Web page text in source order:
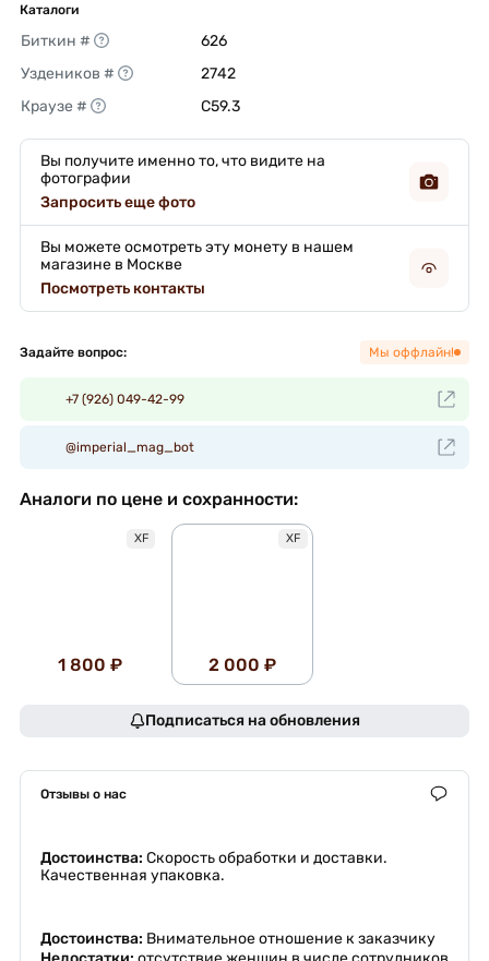
Каталоги
Биткин #
626
Уздеников #
2742
Краузе #
C59.3
Вы получите именно то, что видите на
фотографии
Запросить еще фото
Вы можете осмотреть эту монету в нашем
магазине в Москве
Посмотреть контакты
Задайте вопрос: Мы оффлайн!
+7 (926) 049-42-99
@imperial_mag_bot
Аналоги по цене и сохранности:
XF
1 800 ₽
XF
2 000 ₽
Подписаться на обновления
Отзывы о нас
Достоинства: Скорость обработки и доставки.
Качественная упаковка.
Достоинства: Внимательное отношение к заказчику